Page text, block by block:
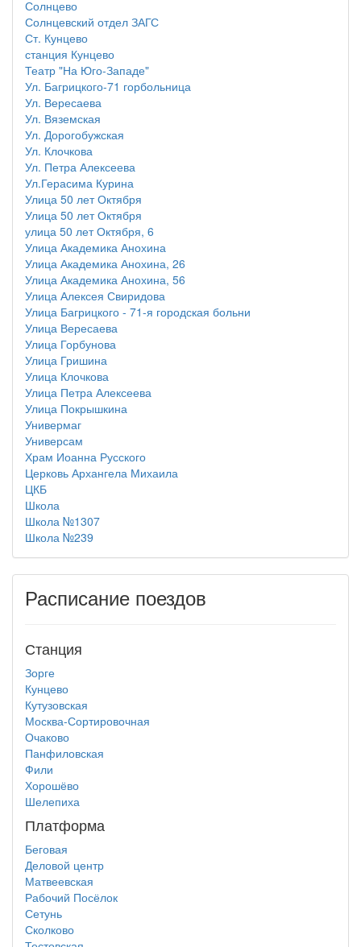
Солнцево
Солнцевский отдел ЗАГС
Ст. Кунцево
станция Кунцево
Театр "На Юго-Западе"
Ул. Багрицкого-71 горбольница
Ул. Вересаева
Ул. Вяземская
Ул. Дорогобужская
Ул. Клочкова
Ул. Петра Алексеева
Ул.Герасима Курина
Улица 50 лет Октября
Улица 50 лет Октября
улица 50 лет Октября, 6
Улица Академика Анохина
Улица Академика Анохина, 26
Улица Академика Анохина, 56
Улица Алексея Свиридова
Улица Багрицкого - 71-я городская больни
Улица Вересаева
Улица Горбунова
Улица Гришина
Улица Клочкова
Улица Петра Алексеева
Улица Покрышкина
Универмаг
Универсам
Храм Иоанна Русского
Церковь Архангела Михаила
ЦКБ
Школа
Школа №1307
Школа №239
Расписание поездов
Станция
Зорге
Кунцево
Кутузовская
Москва-Сортировочная
Очаково
Панфиловская
Фили
Хорошёво
Шелепиха
Платформа
Беговая
Деловой центр
Матвеевская
Рабочий Посёлок
Сетунь
Сколково